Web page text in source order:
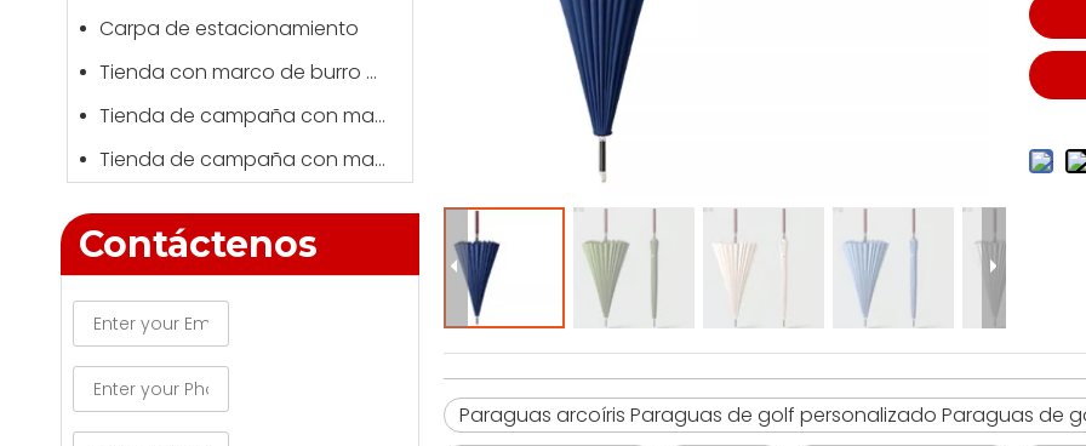
Carpa de estacionamiento
Tienda con marco de burro de Kong
Tienda de campaña con marco automático
Tienda de campaña con marco negro
Contáctenos
Paraguas arcoíris Paraguas de golf personalizado Paraguas de